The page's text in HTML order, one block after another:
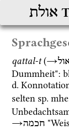
אולת
qattal-t (→
Dummheit":
d.
selten sp.
→חכמה